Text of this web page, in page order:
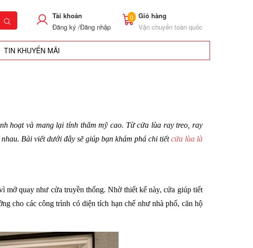
Tài khoản
Đăng ký /Đăng nhập
0
Giỏ hàng
Vận chuyển toàn quốc
TIN KHUYẾN MÃI
hoạt và mang lại tính thẩm mỹ cao. Từ cửa lùa ray treo, ray
Bài viết dưới đây sẽ giúp bạn khám phá chi tiết cửa lùa là
mở quay như cửa truyền thống. Nhờ thiết kế này, cửa giúp tiết
cho các công trình có diện tích hạn chế như nhà phố, căn hộ